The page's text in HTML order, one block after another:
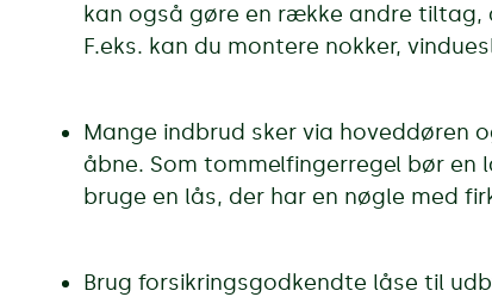
kan også gøre en række andre
F.eks. kan du montere nokker,
Mange indbrud sker via hoveddøren
åbne. Som tommelfingerregel bør en
bruge en lås, der har en nøgle med
Brug forsikringsgodkendte låse til